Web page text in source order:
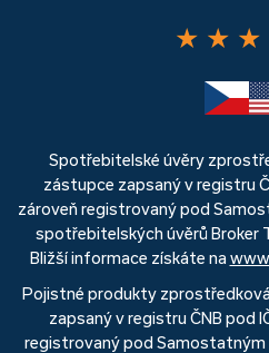
★ ★ ★
Spotřebitelské úvěry
zástupce zapsaný v registru
zároveň registrovaný pod
spotřebitelských úvěrů Broker
Bližší informace získáte na
Pojistné produkty
zapsaný v registru ČNB pod
registrovaný pod